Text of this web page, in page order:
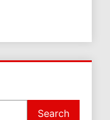
Search